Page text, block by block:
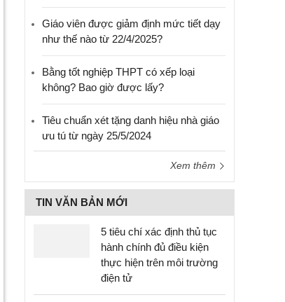
Giáo viên được giảm định mức tiết dạy
như thế nào từ 22/4/2025?
Bằng tốt nghiệp THPT có xếp loại
không? Bao giờ được lấy?
Tiêu chuẩn xét tặng danh hiệu nhà giáo
ưu tú từ ngày 25/5/2024
Xem thêm
TIN VĂN BẢN MỚI
5 tiêu chí xác định thủ tục
hành chính đủ điều kiện
thực hiện trên môi trường
điện tử